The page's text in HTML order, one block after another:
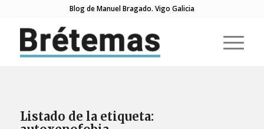
Blog de Manuel Bragado. Vigo Galicia
Listado de la etiqueta: